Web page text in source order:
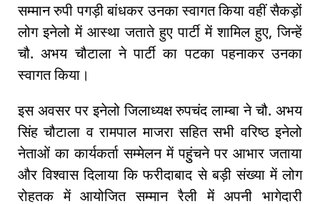
सम्मान रुपी पगड़ी बांधकर उनका स्वागत किया वहीं सैकड़ों
लोग इनेलो में आस्था जताते हुए पार्टी में शामिल हुए, जिन्हें
चौ. अभय चौटाला ने पार्टी का पटका पहनाकर उनका
स्वागत किया।
इस अवसर पर इनेलो जिलाध्यक्ष रुपचंद लाम्बा ने चौ. अभय
सिंह चौटाला व रामपाल माजरा सहित सभी वरिष्ठ इनेलो
नेताओं का कार्यकर्ता सम्मेलन में पहुुंचने पर आभार जताया
और विश्वास दिलाया कि फरीदाबाद से बड़ी संख्या में लोग
रोहतक में आयोजित सम्मान रैली में अपनी भागेदारी